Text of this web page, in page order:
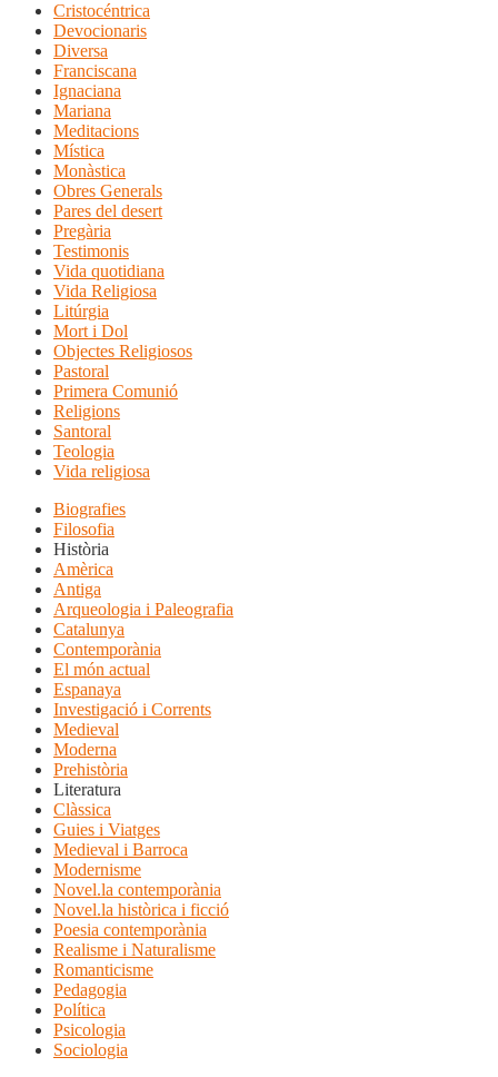
Cristocéntrica
Devocionaris
Diversa
Franciscana
Ignaciana
Mariana
Meditacions
Mística
Monàstica
Obres Generals
Pares del desert
Pregària
Testimonis
Vida quotidiana
Vida Religiosa
Litúrgia
Mort i Dol
Objectes Religiosos
Pastoral
Primera Comunió
Religions
Santoral
Teologia
Vida religiosa
Biografies
Filosofia
Història
Amèrica
Antiga
Arqueologia i Paleografia
Catalunya
Contemporània
El món actual
Espanaya
Investigació i Corrents
Medieval
Moderna
Prehistòria
Literatura
Clàssica
Guies i Viatges
Medieval i Barroca
Modernisme
Novel.la contemporània
Novel.la històrica i ficció
Poesia contemporània
Realisme i Naturalisme
Romanticisme
Pedagogia
Política
Psicologia
Sociologia